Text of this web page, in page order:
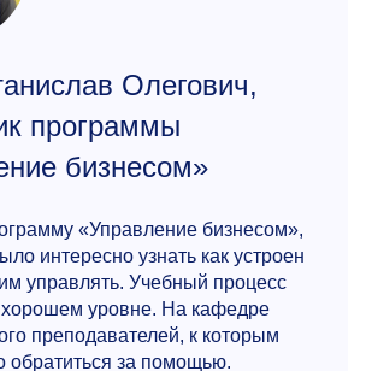
Олегович,
программы
бизнесом»
«Управление бизнесом»,
интересно узнать как устроен
управлять. Учебный процесс
уровне. На кафедре
преподавателей, к которым
обратиться за помощью.